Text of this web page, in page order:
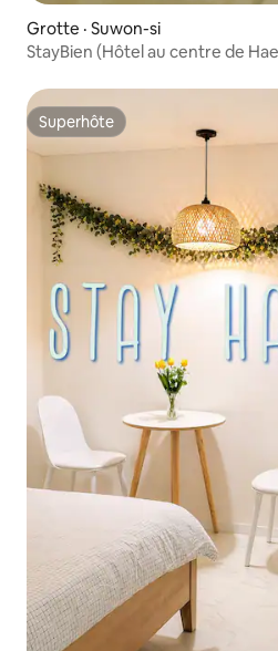
Grotte · Suwon-si
StayBien (Hôtel au centre de
supplémentaires/2 chambres, 2
Superhôte
Superhôte